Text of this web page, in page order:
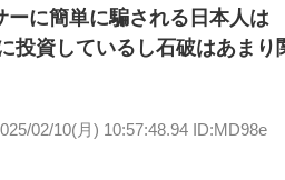
ーに簡単に騙される日本人は
投資しているし石破はあまり
02/10(月) 10:57:48.94 ID:MD98e